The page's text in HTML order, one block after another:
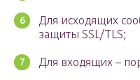
Для исходящих
защиты SSL/TLS;
Для входящих –